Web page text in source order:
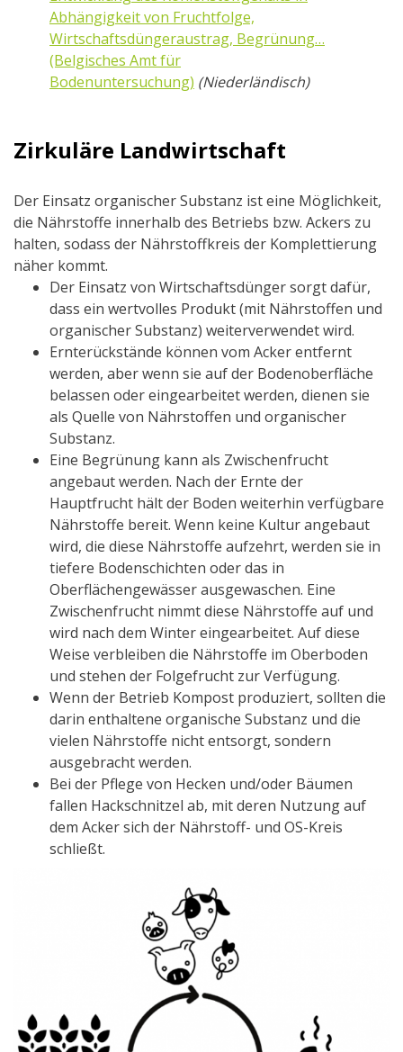
Abhängigkeit von Fruchtfolge,
Wirtschaftsdüngeraustrag, Begrünung…
(Belgisches Amt für
Bodenuntersuchung) (Niederländisch)
Zirkuläre Landwirtschaft
Der Einsatz organischer Substanz ist eine Möglichkeit,
die Nährstoffe innerhalb des Betriebs bzw. Ackers zu
halten, sodass der Nährstoffkreis der Komplettierung
näher kommt.
Der Einsatz von Wirtschaftsdünger sorgt dafür,
dass ein wertvolles Produkt (mit Nährstoffen und
organischer Substanz) weiterverwendet wird.
Ernterückstände können vom Acker entfernt
werden, aber wenn sie auf der Bodenoberfläche
belassen oder eingearbeitet werden, dienen sie
als Quelle von Nährstoffen und organischer
Substanz.
Eine Begrünung kann als Zwischenfrucht
angebaut werden. Nach der Ernte der
Hauptfrucht hält der Boden weiterhin verfügbare
Nährstoffe bereit. Wenn keine Kultur angebaut
wird, die diese Nährstoffe aufzehrt, werden sie in
tiefere Bodenschichten oder das in
Oberflächengewässer ausgewaschen. Eine
Zwischenfrucht nimmt diese Nährstoffe auf und
wird nach dem Winter eingearbeitet. Auf diese
Weise verbleiben die Nährstoffe im Oberboden
und stehen der Folgefrucht zur Verfügung.
Wenn der Betrieb Kompost produziert, sollten die
darin enthaltene organische Substanz und die
vielen Nährstoffe nicht entsorgt, sondern
ausgebracht werden.
Bei der Pflege von Hecken und/oder Bäumen
fallen Hackschnitzel ab, mit deren Nutzung auf
dem Acker sich der Nährstoff- und OS-Kreis
schließt.